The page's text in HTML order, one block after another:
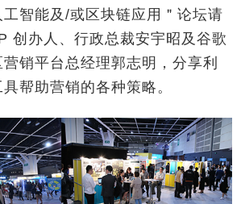
智能及/或区块链应用＂论坛请
创办人、行政总裁安宇昭及谷歌
销平台总经理郭志明，分享利
帮助营销的各种策略。